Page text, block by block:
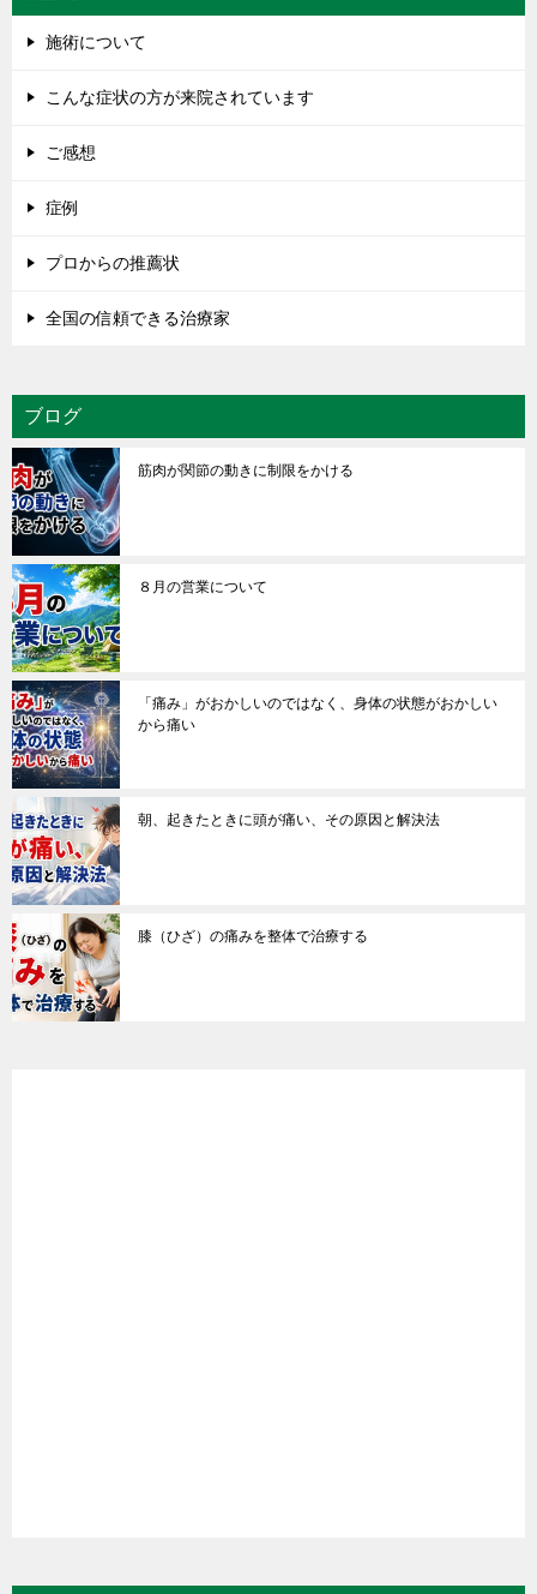
施術について
こんな症状の方が来院されています
ご感想
症例
プロからの推薦状
全国の信頼できる治療家
ブログ
筋肉が関節の動きに制限をかける
８月の営業について
「痛み」がおかしいのではなく、身体の状態がおかしい
から痛い
朝、起きたときに頭が痛い、その原因と解決法
膝（ひざ）の痛みを整体で治療する